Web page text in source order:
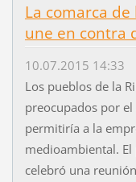
La comarca
une en contra
10.07.2015 14:33
Los pueblos de la
preocupados por
permitiría a la
medioambiental.
celebró una